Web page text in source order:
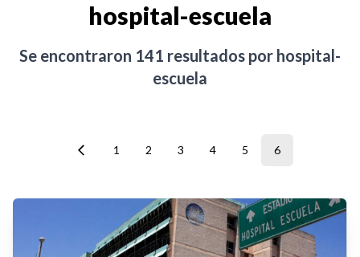
hospital-escuela
Se encontraron 141 resultados por hospital-
escuela
1 2 3 4 5 6